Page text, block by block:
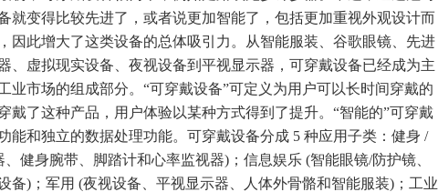
就变得比较先进了，或者说更加智能了，包括更加重视外观设计而
因此增大了这类设备的总体吸引力。从智能服装、谷歌眼镜、先进
、虚拟现实设备、夜视设备到平视显示器，可穿戴设备已经成为主
业市场的组成部分。“可穿戴设备”可定义为用户可以长时间穿戴的
戴了这种产品，用户体验以某种方式得到了提升。“智能的”可穿戴
能和独立的数据处理功能。可穿戴设备分成 5 种应用子类：健身 /
健身腕带、脚踏计和心率监视器)；信息娱乐 (智能眼镜/防护镜、
备)；军用 (夜视设备、平视显示器、人体外骨骼和智能服装)；工业